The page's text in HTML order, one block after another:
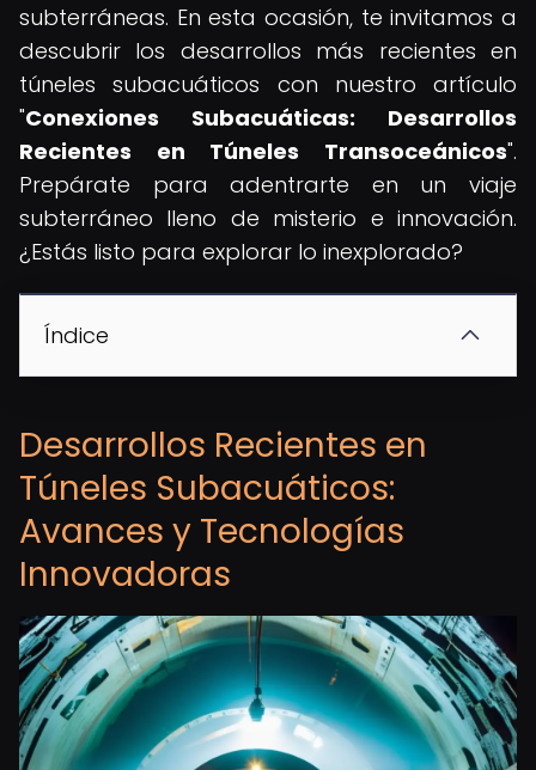
subterráneas. En esta ocasión, te invitamos a
descubrir los desarrollos más recientes en
túneles subacuáticos con nuestro artículo
"Conexiones Subacuáticas: Desarrollos
Recientes en Túneles Transoceánicos".
Prepárate para adentrarte en un viaje
subterráneo lleno de misterio e innovación.
¿Estás listo para explorar lo inexplorado?
Índice
Desarrollos Recientes en
Túneles Subacuáticos:
Avances y Tecnologías
Innovadoras